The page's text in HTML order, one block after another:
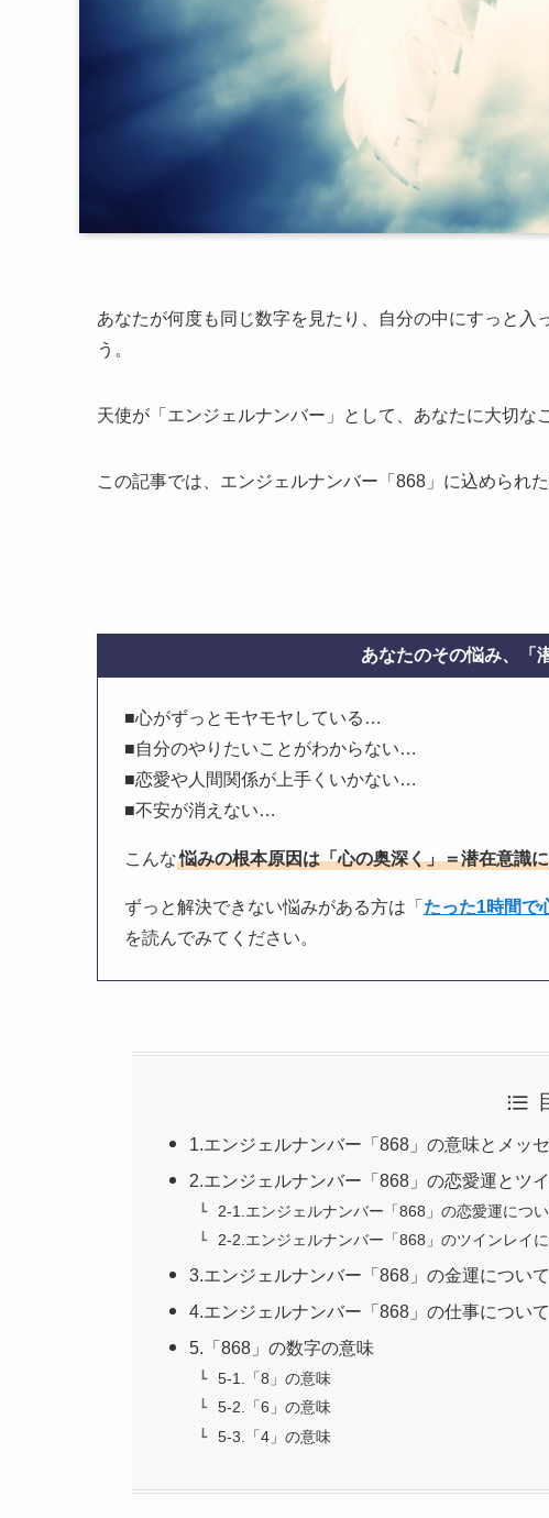
あなたが何度も同じ数字を見たり、自分の中にすっと入
う。
天使が「エンジェルナンバー」として、あなたに大切な
この記事では、エンジェルナンバー「868」に込められ
あなたのその悩み、「
■心がずっとモヤモヤしている…
■自分のやりたいことがわからない…
■恋愛や人間関係が上手くいかない…
■不安が消えない…
こんな悩みの根本原因は「心の奥深く」＝潜在意識
ずっと解決できない悩みがある方は「 たった1時間で
を読んでみてください。
1.エンジェルナンバー「868」の意味とメッ
2.エンジェルナンバー「868」の恋愛運とツ
2-1.エンジェルナンバー「868」の恋愛運につ
2-2.エンジェルナンバー「868」のツインレイ
3.エンジェルナンバー「868」の金運について
4.エンジェルナンバー「868」の仕事について
5.「868」の数字の意味
5-1.「8」の意味
5-2.「6」の意味
5-3.「4」の意味